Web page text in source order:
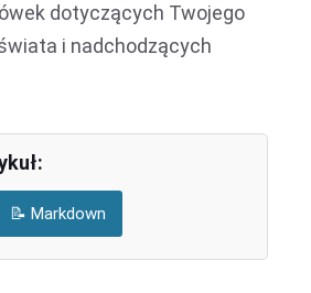
dotyczących Twojego
i nadchodzących
📝 Markdown